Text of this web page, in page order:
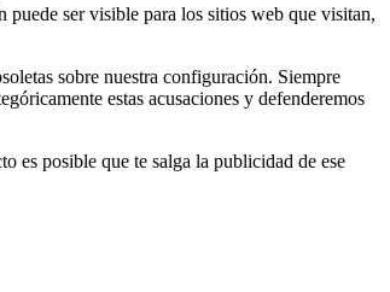
ser visible para los sitios web que visitan,
sobre nuestra configuración. Siempre
estas acusaciones y defenderemos
es posible que te salga la publicidad de ese